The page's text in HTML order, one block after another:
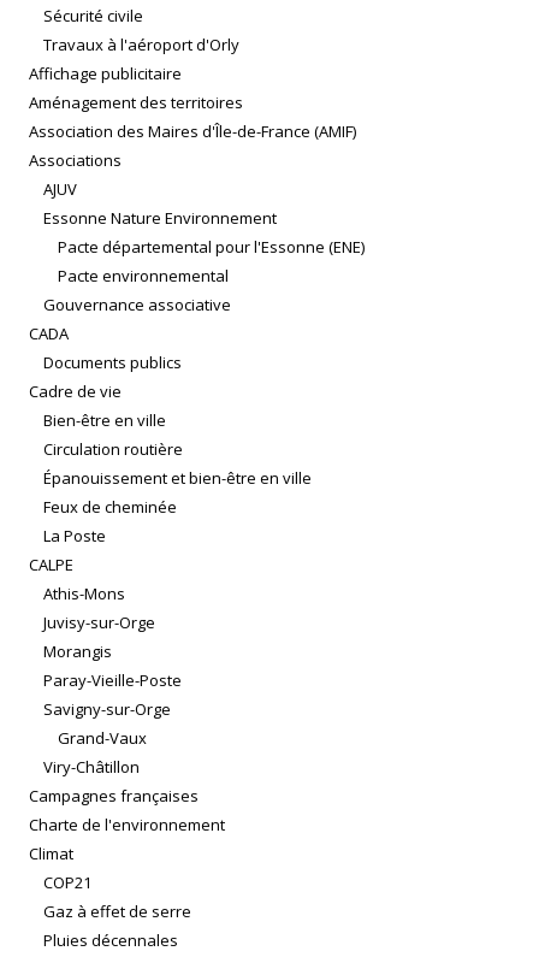
Sécurité civile
Travaux à l'aéroport d'Orly
Affichage publicitaire
Aménagement des territoires
Association des Maires d'Île-de-France (AMIF)
Associations
AJUV
Essonne Nature Environnement
Pacte départemental pour l'Essonne (ENE)
Pacte environnemental
Gouvernance associative
CADA
Documents publics
Cadre de vie
Bien-être en ville
Circulation routière
Épanouissement et bien-être en ville
Feux de cheminée
La Poste
CALPE
Athis-Mons
Juvisy-sur-Orge
Morangis
Paray-Vieille-Poste
Savigny-sur-Orge
Grand-Vaux
Viry-Châtillon
Campagnes françaises
Charte de l'environnement
Climat
COP21
Gaz à effet de serre
Pluies décennales